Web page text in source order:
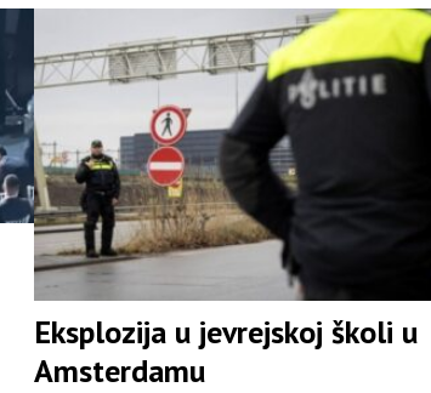
Eksplozija u jevrejskoj školi u
Amsterdamu